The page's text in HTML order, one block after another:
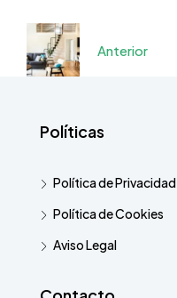
Anterior
Políticas
Política de Privacidad
Política de Cookies
Aviso Legal